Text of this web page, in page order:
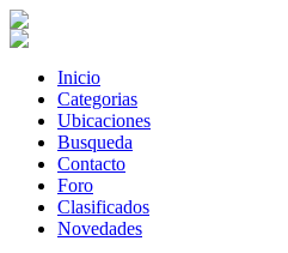
Inicio
Categorias
Ubicaciones
Busqueda
Contacto
Foro
Clasificados
Novedades